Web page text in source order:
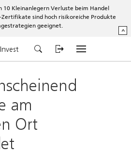
10 Kleinanlegern Verluste beim Handel
sind hoch risikoreiche Produkte
geeignet.
^
am
Ort